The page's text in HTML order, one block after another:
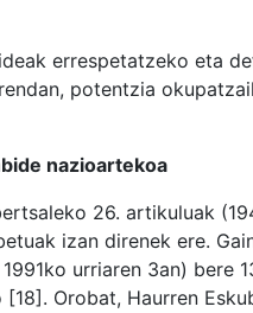
errespetatzeko eta
potentzia
nazioartekoa
26. artikuluak
izan direnek ere.
1991ko urriaren 3an)
Orobat, Haurren